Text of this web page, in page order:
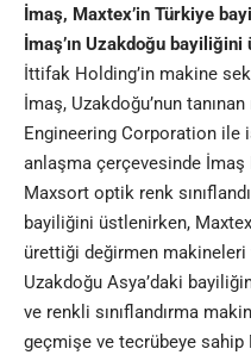
İmaş, Maxtex’in Türkiye
İmaş’ın Uzakdoğu bayiliğini
İttifak Holding’in makine
İmaş, Uzakdoğu’nun
Engineering Corporation ile
anlaşma çerçevesinde İmaş
Maxsort optik renk
bayiliğini üstlenirken,
ürettiği değirmen
Uzakdoğu Asya’daki
ve renkli sınıflandırma
geçmişe ve tecrübeye sahip